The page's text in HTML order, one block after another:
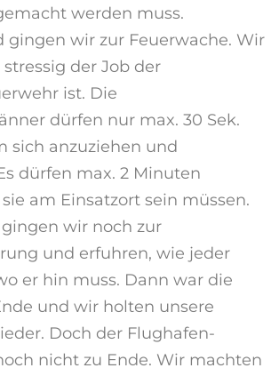
werden muss.
gingen wir zur Feuerwache. Wir
der Job der
ist. Die
dürfen nur max. 30 Sek.
sich anzuziehen und
dürfen max. 2 Minuten
am Einsatzort sein müssen.
wir noch zur
und erfuhren, wie jeder
er hin muss. Dann war die
und wir holten unsere
Doch der Flughafen-
nicht zu Ende. Wir machten